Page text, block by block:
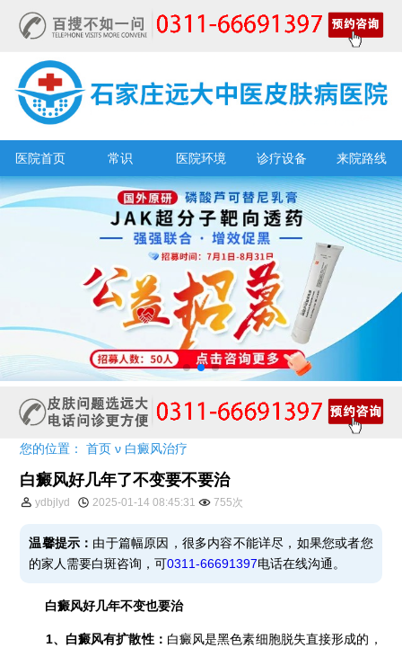
医院首页 常识 医院环境 诊疗设备 来院路线
您的位置：首页 ν 白癜风治疗
白癜风好几年了不变要不要治
ydbjlyd 2025-01-14 08:45:31 755次
温馨提示： 由于篇幅原因，很多内容不能详尽，如果您或者您
的家人需要白斑咨询，可0311-66691397电话在线沟通。
白癜风好几年不变也要治
1、白癜风有扩散性： 白癜风是黑色素细胞脱失直接形成的，